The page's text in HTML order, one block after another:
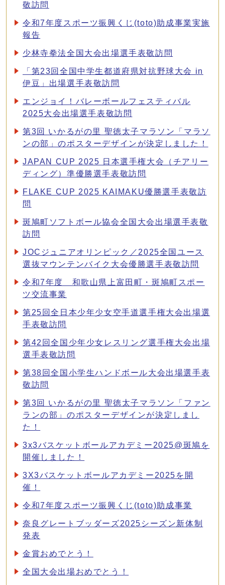
敬訪問
令和7年度スポーツ振興くじ(toto)助成事業実施
報告
少林寺拳法全国大会出場選手表敬訪問
「第23回全国中学生都道府県対抗野球大会 in
伊豆」出場選手表敬訪問
エンジョイ！バレーボールフェスティバル
2025大会出場選手表敬訪問
第3回 いかるがの里 聖徳太子マラソン「マラソ
ンの部」のポスターデザインが決定しました！
JAPAN CUP 2025 日本選手権大会（チアリー
ディング）準優勝選手表敬訪問
FLAKE CUP 2025 KAIMAKU優勝選手表敬訪
問
斑鳩町ソフトボール協会全国大会出場選手表敬
訪問
JOCジュニアオリンピック／2025全国ユース
選抜マウンテンバイク大会優勝選手表敬訪問
令和7年度 和歌山県上富田町・斑鳩町スポー
ツ交流事業
第25回全日本少年少女空手道選手権大会出場選
手表敬訪問
第42回全国少年少女レスリング選手権大会出場
選手表敬訪問
第38回全国小学生ハンドボール大会出場選手表
敬訪問
第3回 いかるがの里 聖徳太子マラソン「ファン
ランの部」のポスターデザインが決定しまし
た！
3x3バスケットボールアカデミー2025@斑鳩を
開催しました！
3X3バスケットボールアカデミー2025を開
催！
令和7年度スポーツ振興くじ(toto)助成事業
奈良グレートブッダーズ2025シーズン新体制
発表
金賞おめでとう！
全国大会出場おめでとう！